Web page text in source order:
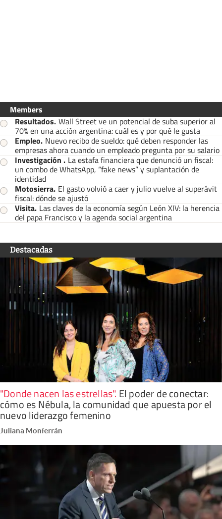
Members
Resultados. Wall Street ve un potencial de suba superior al
70% en una acción argentina: cuál es y por qué le gusta
Empleo. Nuevo recibo de sueldo: qué deben responder las
empresas ahora cuando un empleado pregunta por su salario
Investigación . La estafa financiera que denunció un fiscal:
un combo de WhatsApp, “fake news” y suplantación de
identidad
Motosierra. El gasto volvió a caer y julio vuelve al superávit
fiscal: dónde se ajustó
Visita. Las claves de la economía según León XIV: la herencia
del papa Francisco y la agenda social argentina
Destacadas
"Donde nacen las estrellas". El poder de conectar:
cómo es Nébula, la comunidad que apuesta por el
nuevo liderazgo femenino
Juliana Monferrán